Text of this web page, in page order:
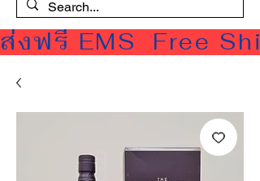
ส่งฟรี EMS  Free